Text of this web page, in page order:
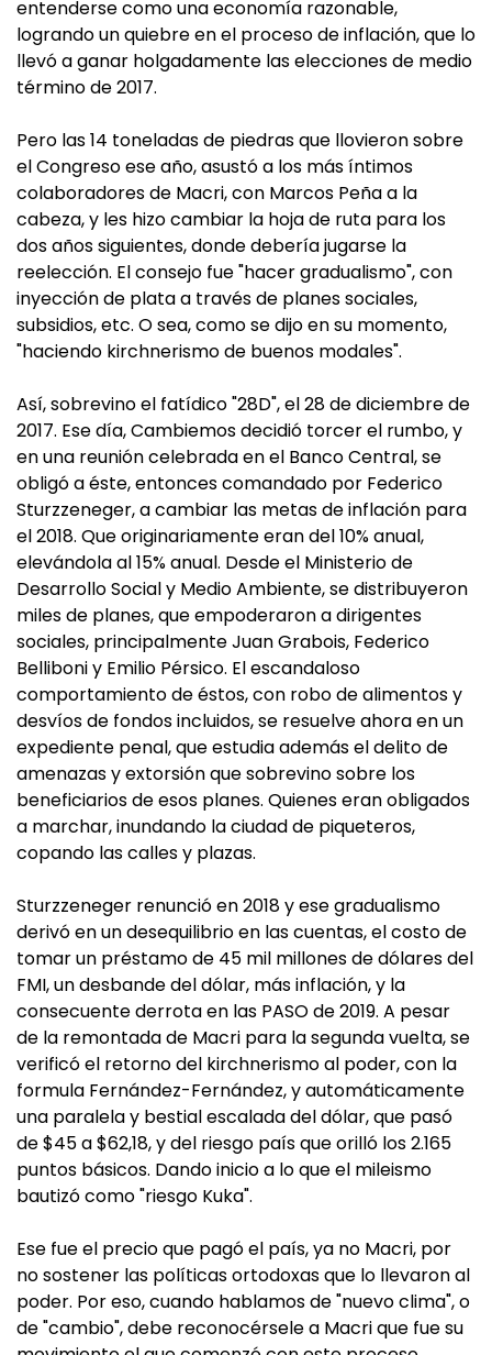
entenderse como una economía razonable,
logrando un quiebre en el proceso de inflación, que lo
llevó a ganar holgadamente las elecciones de medio
término de 2017.
Pero las 14 toneladas de piedras que llovieron sobre
el Congreso ese año, asustó a los más íntimos
colaboradores de Macri, con Marcos Peña a la
cabeza, y les hizo cambiar la hoja de ruta para los
dos años siguientes, donde debería jugarse la
reelección. El consejo fue "hacer gradualismo", con
inyección de plata a través de planes sociales,
subsidios, etc. O sea, como se dijo en su momento,
"haciendo kirchnerismo de buenos modales".
Así, sobrevino el fatídico "28D", el 28 de diciembre de
2017. Ese día, Cambiemos decidió torcer el rumbo, y
en una reunión celebrada en el Banco Central, se
obligó a éste, entonces comandado por Federico
Sturzzeneger, a cambiar las metas de inflación para
el 2018. Que originariamente eran del 10% anual,
elevándola al 15% anual. Desde el Ministerio de
Desarrollo Social y Medio Ambiente, se distribuyeron
miles de planes, que empoderaron a dirigentes
sociales, principalmente Juan Grabois, Federico
Belliboni y Emilio Pérsico. El escandaloso
comportamiento de éstos, con robo de alimentos y
desvíos de fondos incluidos, se resuelve ahora en un
expediente penal, que estudia además el delito de
amenazas y extorsión que sobrevino sobre los
beneficiarios de esos planes. Quienes eran obligados
a marchar, inundando la ciudad de piqueteros,
copando las calles y plazas.
Sturzzeneger renunció en 2018 y ese gradualismo
derivó en un desequilibrio en las cuentas, el costo de
tomar un préstamo de 45 mil millones de dólares del
FMI, un desbande del dólar, más inflación, y la
consecuente derrota en las PASO de 2019. A pesar
de la remontada de Macri para la segunda vuelta, se
verificó el retorno del kirchnerismo al poder, con la
formula Fernández-Fernández, y automáticamente
una paralela y bestial escalada del dólar, que pasó
de $45 a $62,18, y del riesgo país que orilló los 2.165
puntos básicos. Dando inicio a lo que el mileismo
bautizó como "riesgo Kuka".
Ese fue el precio que pagó el país, ya no Macri, por
no sostener las políticas ortodoxas que lo llevaron al
poder. Por eso, cuando hablamos de "nuevo clima", o
de "cambio", debe reconocérsele a Macri que fue su